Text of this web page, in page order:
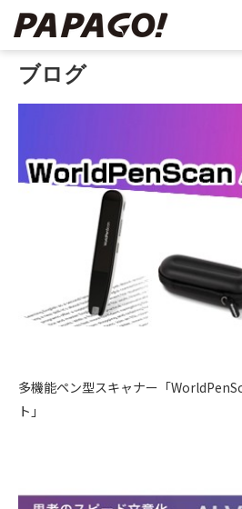
ブログ
ブログ
多機能ペン型スキャナー「
ト」